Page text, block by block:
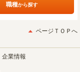
職種から探す
ページＴＯＰへ
企業情報